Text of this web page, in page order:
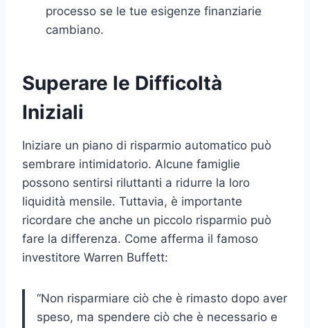
processo se le tue esigenze finanziarie
cambiano.
Superare le Difficoltà
Iniziali
Iniziare un piano di risparmio automatico può
sembrare intimidatorio. Alcune famiglie
possono sentirsi riluttanti a ridurre la loro
liquidità mensile. Tuttavia, è importante
ricordare che anche un piccolo risparmio può
fare la differenza. Come afferma il famoso
investitore Warren Buffett:
“Non risparmiare ciò che è rimasto dopo aver
speso, ma spendere ciò che è necessario e